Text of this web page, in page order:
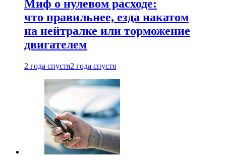
Миф о нулевом расходе:
что правильнее, езда накатом
на нейтралке или торможение
двигателем
2 года спустя2 года спустя